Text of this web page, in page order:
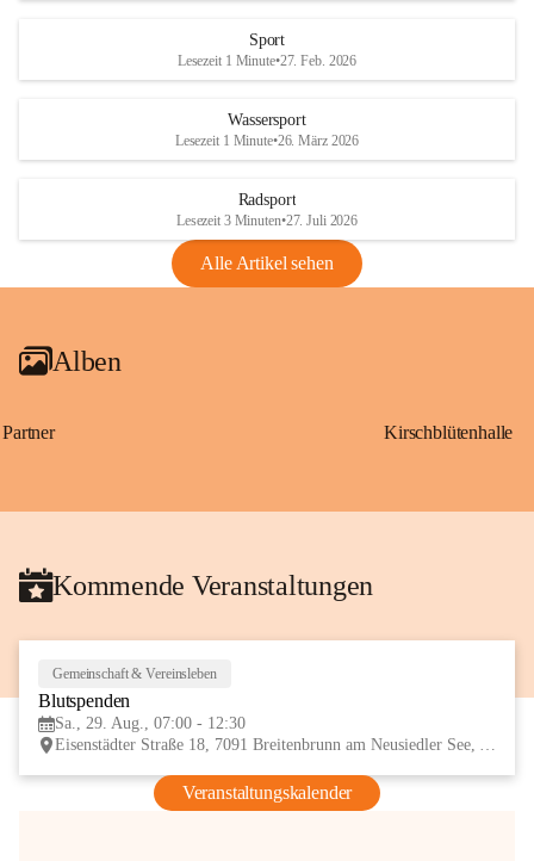
Rebe und der Amerikanischen
Anhang VBl. EU Nr. 18
1 Seite•1,4 MB
VBl. EU Nr. 18_2026
Sport
Lesezeit 1 Minute•27. Feb. 2026
Wassersport
Lesezeit 1 Minute•26. März 2026
Radsport
Lesezeit 3 Minuten•27. Juli 2026
Alle Artikel sehen
Alben
Partner Kirschblütenhalle
Kommende Veranstaltungen
Gemeinschaft & Vereinsleben
Blutspenden
Sa., 29. Aug., 07:00 - 12:30
Eisenstädter Straße 18, 7091 Breitenbrunn am Neusiedler See, AUT
Veranstaltungskalender